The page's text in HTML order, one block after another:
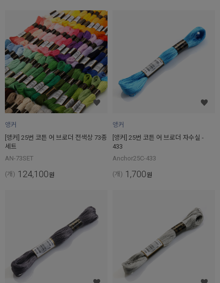
앵커
[앵커] 25번 코튼 어 브로더 전색상 73종
세트
AN-73SET
(개) 124,100원
앵커
[앵커] 25번 코튼 어 브로더 자수실 -
433
Anchor25C-433
(개) 1,700원